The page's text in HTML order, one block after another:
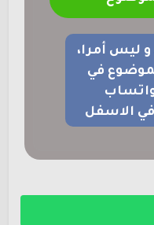
و ليس أمرا،
في
في الاسفل